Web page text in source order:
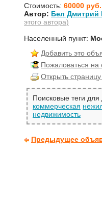
Стоимость: 60000 руб.
Автор: Бел Дмитрий
этого автора)
Населенный пункт:
Добавить это
Пожаловаться
Открыть
Поисковые теги
коммерческая
недвижимость
Предыдущее